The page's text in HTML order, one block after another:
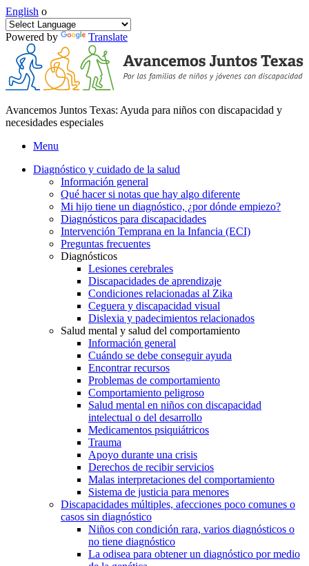
English o
Powered by Translate
Avancemos Juntos Texas: Ayuda para niños con discapacidad y
necesidades especiales
Menu
Diagnóstico y cuidado de la salud
Información general
Qué hacer si notas que hay algo diferente
Mi hijo tiene un diagnóstico, ¿por dónde empiezo?
Diagnósticos para discapacidades
Intervención Temprana en la Infancia (ECI)
Preguntas frecuentes
Diagnósticos
Lesiones cerebrales
Discapacidades de aprendizaje
Condiciones relacionadas al Zika
Ceguera y discapacidad visual
Dislexia y padecimientos relacionados
Salud mental y salud del comportamiento
Información general
Cuándo se debe conseguir ayuda
Encontrar recursos
Problemas de comportamiento
Comportamiento peligroso
Salud mental en niños con discapacidad
intelectual o del desarrollo
Medicamentos psiquiátricos
Trauma
Apoyo durante una crisis
Derechos de recibir servicios
Malas interpretaciones del comportamiento
Sistema de justicia para menores
Discapacidades múltiples, afecciones poco comunes o
casos sin diagnóstico
Niños con condición rara, varios diagnósticos o
no tiene diagnóstico
La odisea para obtener un diagnóstico por medio